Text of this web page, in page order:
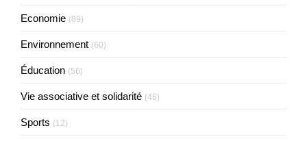
Economie (89)
Environnement (60)
Éducation (56)
Vie associative et solidarité (46)
Sports (12)